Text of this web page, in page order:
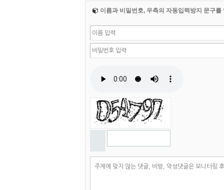
이름과 비밀번호, 우측의 자동입력방지 문구를